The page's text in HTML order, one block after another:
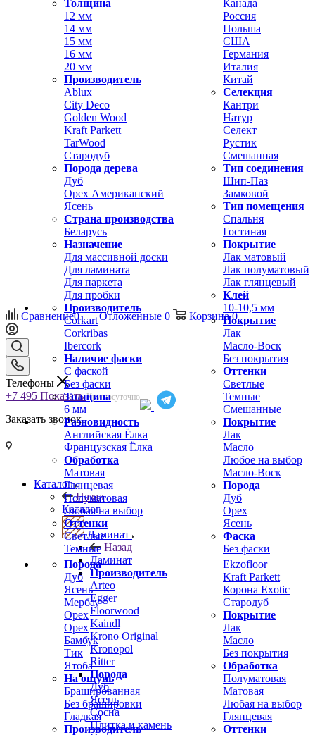
Толщина
12 мм
14 мм
15 мм
16 мм
20 мм
Производитель
Ablux
City Deco
Golden Wood
Kraft Parkett
TarWood
Стародуб
Порода дерева
Дуб
Орех Американский
Ясень
Страна производства
Беларусь
Канада
Россия
Польша
США
Германия
Италия
Китай
Селекция
Кантри
Натур
Селект
Рустик
Смешанная
Тип соединения
Шип-Паз
Замковой
Тип помещения
Спальня
Гостиная
Назначение
Для массивной доски
Для ламината
Для паркета
Для пробки
Покрытие
Лак матовый
Лак полуматовый
Лак глянцевый
Клей
Производитель
Corkart
Corkribas
Ibercork
Наличие фаски
С фаской
Без фаски
Толщина
6 мм
10-10,5 мм
Покрытие
Лак
Масло-Воск
Без покрытия
Оттенки
Светлые
Темные
Смешанные
Разновидность
Английская Ёлка
Французская Ёлка
Обработка
Матовая
Глянцевая
Полуматовая
Любая на выбор
Оттенки
Светлые
Темные
Покрытие
Лак
Масло
Любое на выбор
Масло-Воск
Порода
Дуб
Орех
Ясень
Фаска
Без фаски
Порода
Дуб
Ясень
Мербау
Орех
Орех
Бамбук
Тик
Ятоба
На ощупь
Брашированная
Без брашировки
Гладкая
Производитель
Ekzofloor
Kraft Parkett
Корона Exotic
Стародуб
Покрытие
Лак
Масло
Без покрытия
Обработка
Полуматовая
Матовая
Любая на выбор
Глянцевая
Оттенки
Сравнение0 Отложенные 0 Корзина 0
Телефоны
+7 495 Показать Круглосуточно
Заказать звонок
Каталог
Назад
Каталог
Ламинат
Назад
Ламинат
Производитель
Arteo
Egger
Floorwood
Kaindl
Krono Original
Kronopol
Ritter
Порода
Дуб
Ясень
Сосна
Плитка и камень